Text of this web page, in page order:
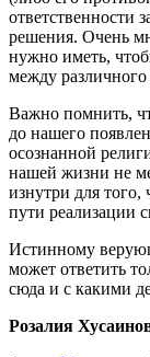
ответственности
решения. Очень
нужно иметь,
между
Важно помнить,
до нашего
осознанной
нашей жизни не
изнутри для
пути реализации
Истинному
может ответить
сюда и с какими
Розалия